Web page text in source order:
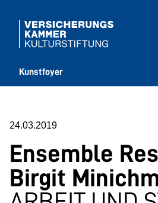
Kunstfoyer
24.03.2019
Ensemble
Birgit